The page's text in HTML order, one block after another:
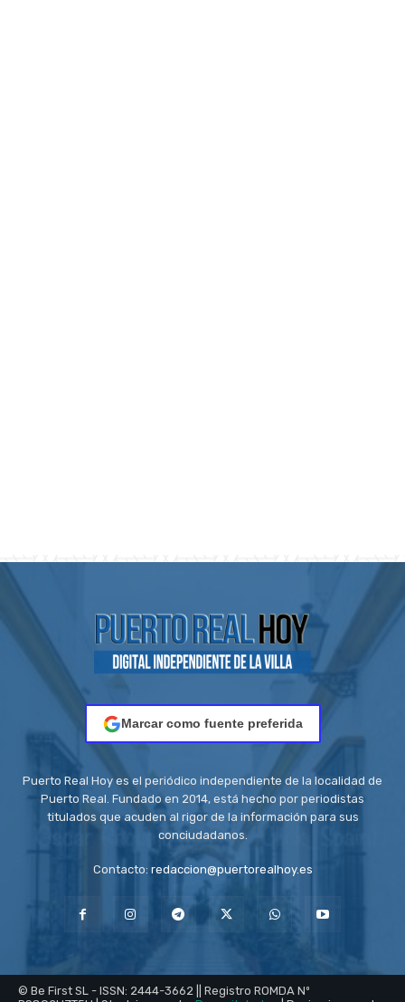
Marcar como fuente preferida
Puerto Real Hoy es el periódico independiente de la localidad de
Puerto Real. Fundado en 2014, está hecho por periodistas
titulados que acuden al rigor de la información para sus
conciudadanos.
Contacto: redaccion@puertorealhoy.es
© Be First SL - ISSN: 2444-3662 || Registro ROMDA Nº